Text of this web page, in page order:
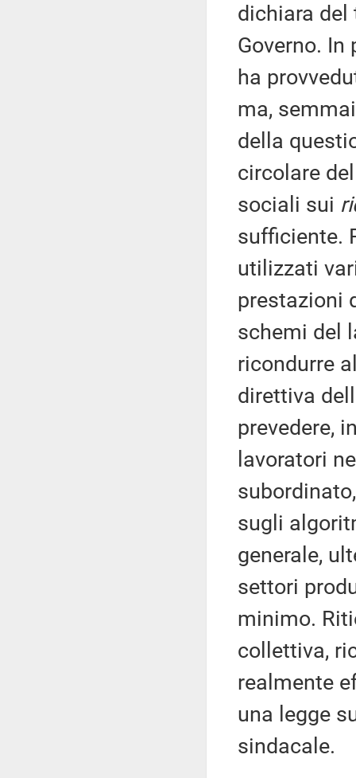
dichiara
Governo. In
ha
ma,
della
circolare
sociali sui
sufficiente.
utilizzati
prestazioni
schemi del
ricondurre
direttiva
prevedere,
lavoratori
sugli
generale,
settori
minimo.
collettiva,
realmente
una legge
sindacale.